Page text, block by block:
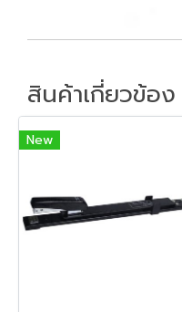
สินค้าเกี่ยวข้อง
New